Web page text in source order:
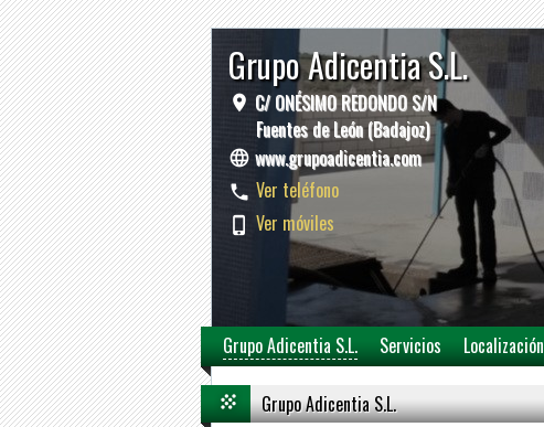
Grupo Adicentia S.L.
C/ ONÉSIMO REDONDO S/N
Fuentes de León (Badajoz)
www.grupoadicentia.com
Ver teléfono
Ver móviles
Grupo Adicentia S.L. Servicios Localización
Grupo Adicentia S.L.